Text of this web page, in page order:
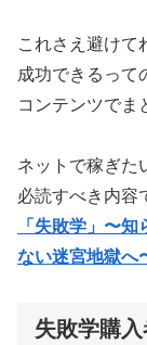
これさえ避けて
成功できるって
コンテンツでま
ネットで稼ぎた
必読すべき内容
「失敗学」〜
ない迷宮地獄へ
失敗学購